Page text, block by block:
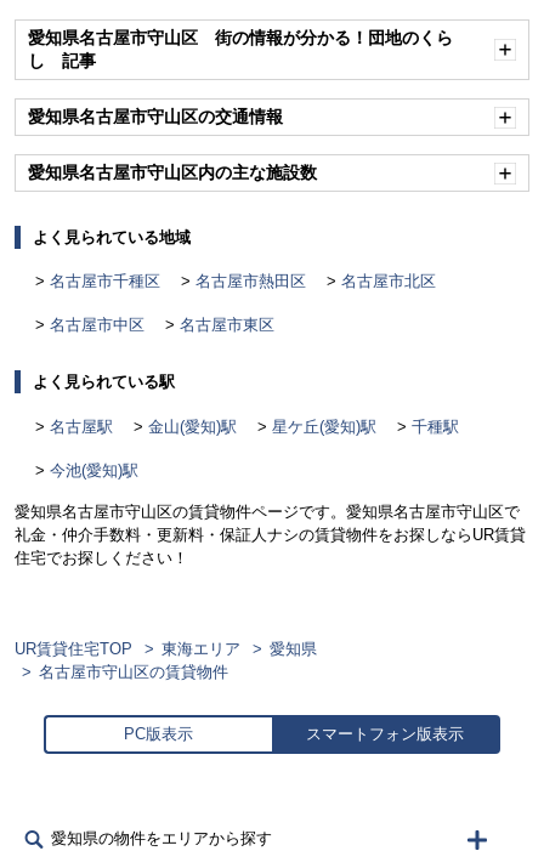
愛知県名古屋市守山区 街の情報が分かる！団地のくら
し 記事
く
愛知県名古屋市守山区の交通情報
愛知県名古屋市守山区内の主な施設数
よく見られている地域
名古屋市千種区 名古屋市熱田区 名古屋市北区
名古屋市中区 名古屋市東区
よく見られている駅
名古屋駅 金山(愛知)駅 星ケ丘(愛知)駅 千種駅
今池(愛知)駅
愛知県名古屋市守山区の賃貸物件ページです。愛知県名古屋市守山区で
礼金・仲介手数料・更新料・保証人ナシの賃貸物件をお探しならUR賃貸
住宅でお探しください！
UR賃貸住宅TOP 東海エリア
愛知県
名古屋市守山区の賃貸物件
PC版表示 スマートフォン版表示
愛知県の物件をエリアから探す